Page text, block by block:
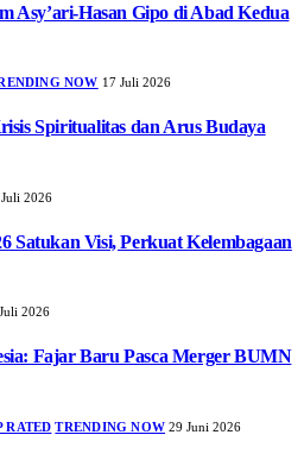
Asy’ari-Hasan Gipo di Abad Kedua
NOW 17 Juli 2026
Spiritualitas dan Arus Budaya
2026
Satukan Visi, Perkuat Kelembagaan
2026
Fajar Baru Pasca Merger BUMN
RATED TRENDING NOW 29 Juni 2026